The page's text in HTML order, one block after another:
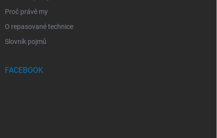
Proč právě my
O repasované technice
Slovník pojmů
FACEBOOK